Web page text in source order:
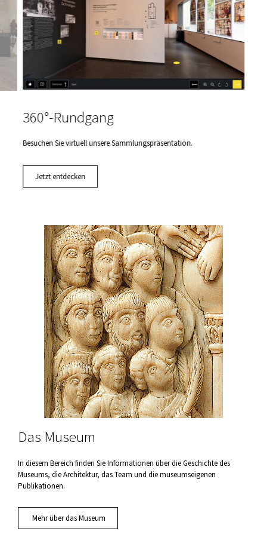
360°-Rundgang
Besuchen Sie virtuell unsere Sammlungspräsentation.
Jetzt entdecken
Das Museum
In diesem Bereich finden Sie Informationen über die Geschichte des
Museums, die Architektur, das Team und die museumseigenen
Publikationen.
Mehr über das Museum